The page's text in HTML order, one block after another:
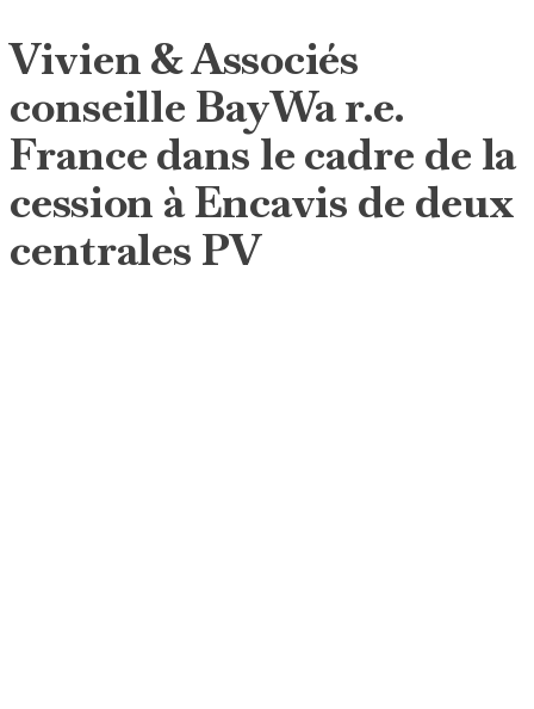
Vivien & Associés
conseille BayWa r.e.
France dans le cadre de la
cession à Encavis de deux
centrales PV